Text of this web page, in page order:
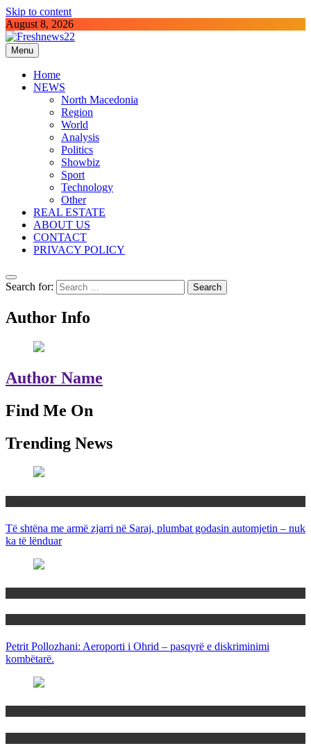
Skip to content
August 8, 2026
Freshnews22
Best News Website in North Macedonia
Menu
Home
NEWS
North Macedonia
Region
World
Analysis
Politics
Showbiz
Sport
Technology
Other
REAL ESTATE
ABOUT US
CONTACT
PRIVACY POLICY
Search for:
Author Info
Author Name
Find Me On
Trending News
Të shtëna me armë zjarri në Saraj, plumbat godasin automjetin – nuk
ka të lënduar
Petrit Pollozhani: Aeroporti i Ohrid – pasqyrë e diskriminimi
kombëtarë.